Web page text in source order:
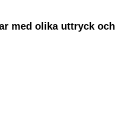
med olika uttryck och